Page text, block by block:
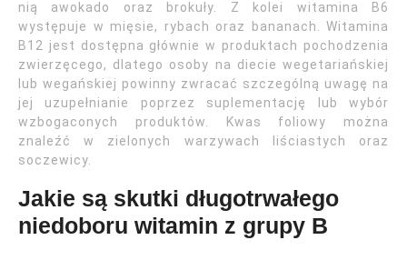
nią awokado oraz brokuły. Z kolei witamina B6
występuje w mięsie, rybach oraz bananach. Witamina
B12 jest dostępna głównie w produktach pochodzenia
zwierzęcego, dlatego osoby na diecie wegetariańskiej
lub wegańskiej powinny zwracać szczególną uwagę na
jej uzupełnianie poprzez suplementację lub wybór
wzbogaconych produktów. Kwas foliowy można
znaleźć w zielonych warzywach liściastych oraz
soczewicy.
Jakie są skutki długotrwałego
niedoboru witamin z grupy B